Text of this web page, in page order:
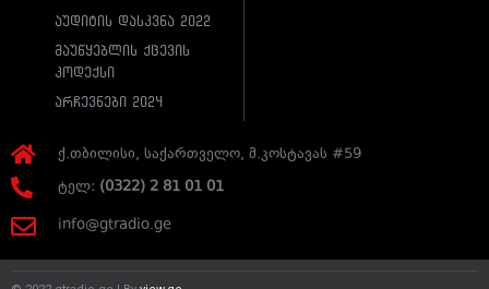
აუდიტის დასკვნა 2022
მაუწყებლის ქცევის
კოდექსი
არჩევნები 2024
ქ.თბილისი, საქართველო, მ.კოსტავას #59
ტელ: (0322) 2 81 01 01
info@gtradio.ge